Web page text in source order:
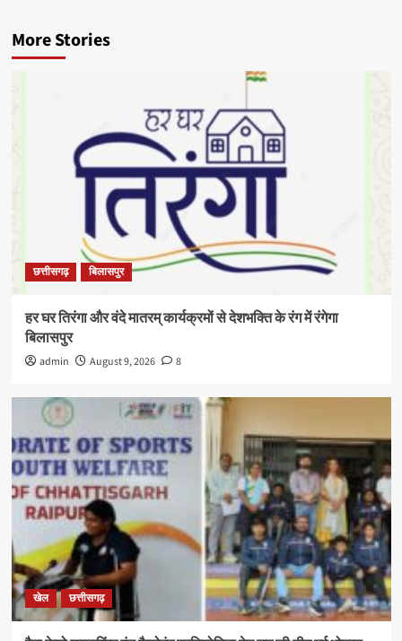
More Stories
छत्तीसगढ़ बिलासपुर
हर घर तिरंगा और वंदे मातरम् कार्यक्रमों से देशभक्ति के रंग में रंगेगा
बिलासपुर
admin August 9, 2026 8
खेल छत्तीसगढ़